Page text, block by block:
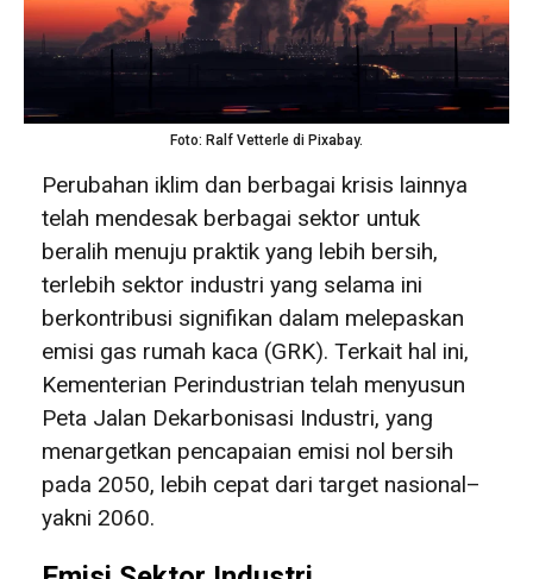
Foto: Ralf Vetterle di Pixabay.
Perubahan iklim dan berbagai krisis lainnya
telah mendesak berbagai sektor untuk
beralih menuju praktik yang lebih bersih,
terlebih sektor industri yang selama ini
berkontribusi signifikan dalam melepaskan
emisi gas rumah kaca (GRK). Terkait hal ini,
Kementerian Perindustrian telah menyusun
Peta Jalan Dekarbonisasi Industri, yang
menargetkan pencapaian emisi nol bersih
pada 2050, lebih cepat dari target nasional–
yakni 2060.